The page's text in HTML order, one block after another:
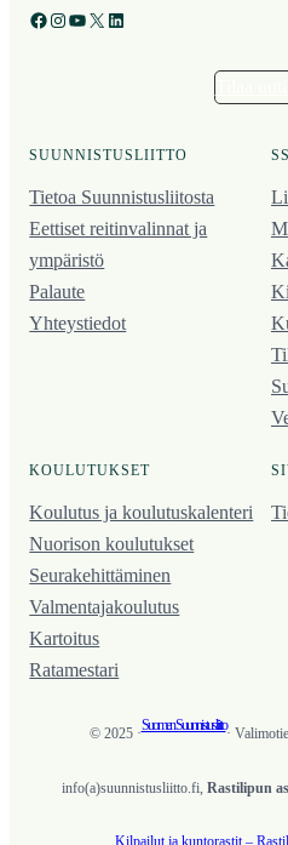
Facebook Instagram YouTube X LinkedIn
SUUNNISTUSLIITTO
Tietoa Suunnistusliitosta
Eettiset reitinvalinnat ja
ympäristö
Palaute
Yhteystiedot
KOULUTUKSET
Koulutus ja koulutus­kalenteri
Nuorison koulutukset
Seura­kehittäminen
Valmentaja­koulutus
Kartoitus
Ratamestari
© 2025 ·
Suomen Suunnistusliitto
·
info(a)suunnistusliitto.fi, Rastilipun
Kilpailut ja kuntorastit –